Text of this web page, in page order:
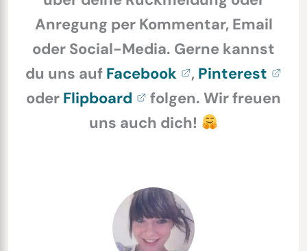
Anregung per Kommentar, Email
oder Social-Media. Gerne kannst
du uns auf Facebook , Pinterest
oder Flipboard
folgen. Wir freuen
uns auch dich!